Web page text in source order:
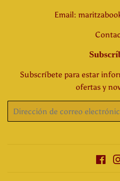
Email:
Subscríbete para estar
ofertas y
electrónico